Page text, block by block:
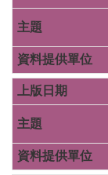
開
資
社
福
機
構
圖